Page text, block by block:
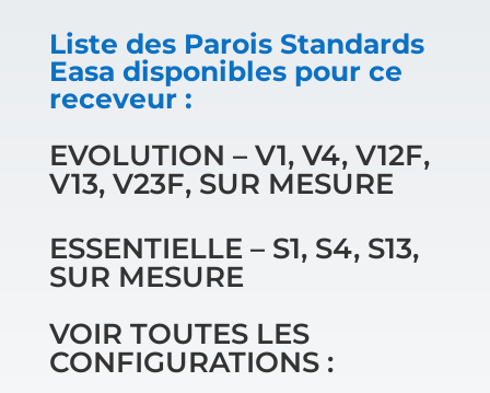
Liste des Parois Standards
Easa disponibles pour ce
receveur :
EVOLUTION – V1, V4, V12F,
V13, V23F, SUR MESURE
ESSENTIELLE – S1, S4, S13,
SUR MESURE
VOIR TOUTES LES
CONFIGURATIONS :